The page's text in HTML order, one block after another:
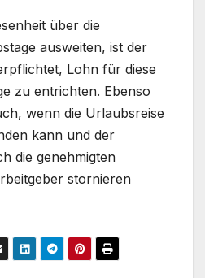
über die
ausweiten, ist der
Lohn für diese
zu entrichten. Ebenso
wenn die Urlaubsreise
kann und der
die genehmigten
stornieren